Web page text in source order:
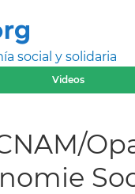
social y solidaria
Videos